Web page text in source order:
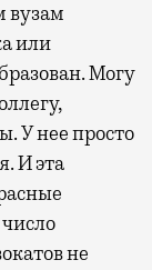
вузам
или
Могу
У нее просто
И эта
не